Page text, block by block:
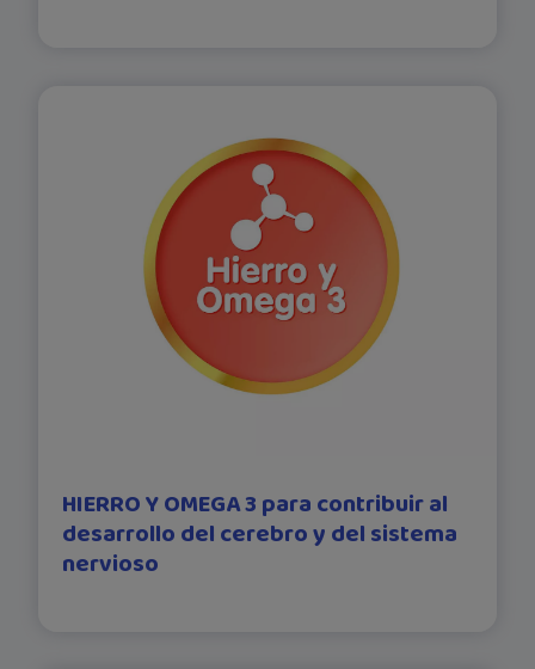
HIERRO Y OMEGA 3 para contribuir al
desarrollo del cerebro y del sistema
nervioso